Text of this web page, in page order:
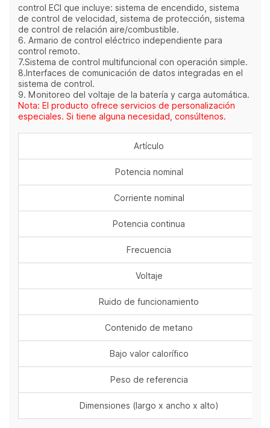
control ECI que incluye: sistema de encendido, sistema
de control de velocidad, sistema de protección, sistema
de control de relación aire/combustible.
6. Armario de control eléctrico independiente para
control remoto.
7.Sistema de control multifuncional con operación simple.
8.Interfaces de comunicación de datos integradas en el
sistema de control.
9. Monitoreo del voltaje de la batería y carga automática.
Nota: El producto ofrece servicios de personalización
especiales. Si tiene alguna necesidad, consúltenos.
Artículo
Potencia nominal
Corriente nominal
Potencia continua
Frecuencia
Voltaje
Ruido de funcionamiento
Contenido de metano
Bajo valor calorífico
Peso de referencia
Dimensiones (largo x ancho x alto)